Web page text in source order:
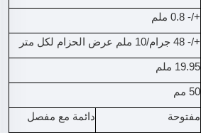
+/- 0.8 ملم
+/- 48 جرام/10 ملم عرض الحزام لكل متر
19.95 ملم
50 مم
مفتوحة دائمة مع مفصل